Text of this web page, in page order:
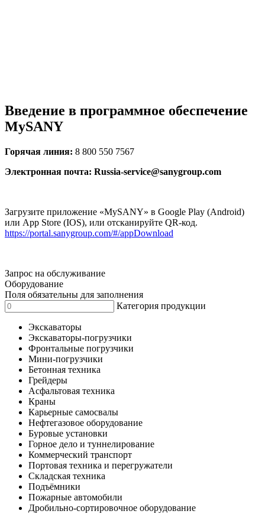
Введение в программное обеспечение
MySANY
Горячая линия: 8 800 550 7567
Электронная почта: Russia-service@sanygroup.com
Загрузите приложение «MySANY» в Google Play (Android)
или App Store (IOS), или отсканируйте QR-код.
https://portal.sanygroup.com/#/appDownload
Запрос на обслуживание
Оборудование
Поля обязательны для заполнения
Категория продукции
Экскаваторы
Экскаваторы-погрузчики
Фронтальные погрузчики
Мини-погрузчики
Бетонная техника
Грейдеры
Асфальтовая техника
Краны
Карьерные самосвалы
Нефтегазовое оборудование
Буровые установки
Горное дело и туннелирование
Коммерческий транспорт
Портовая техника и перегружатели
Складская техника
Подъёмники
Пожарные автомобили
Дробильно-сортировочное оборудование